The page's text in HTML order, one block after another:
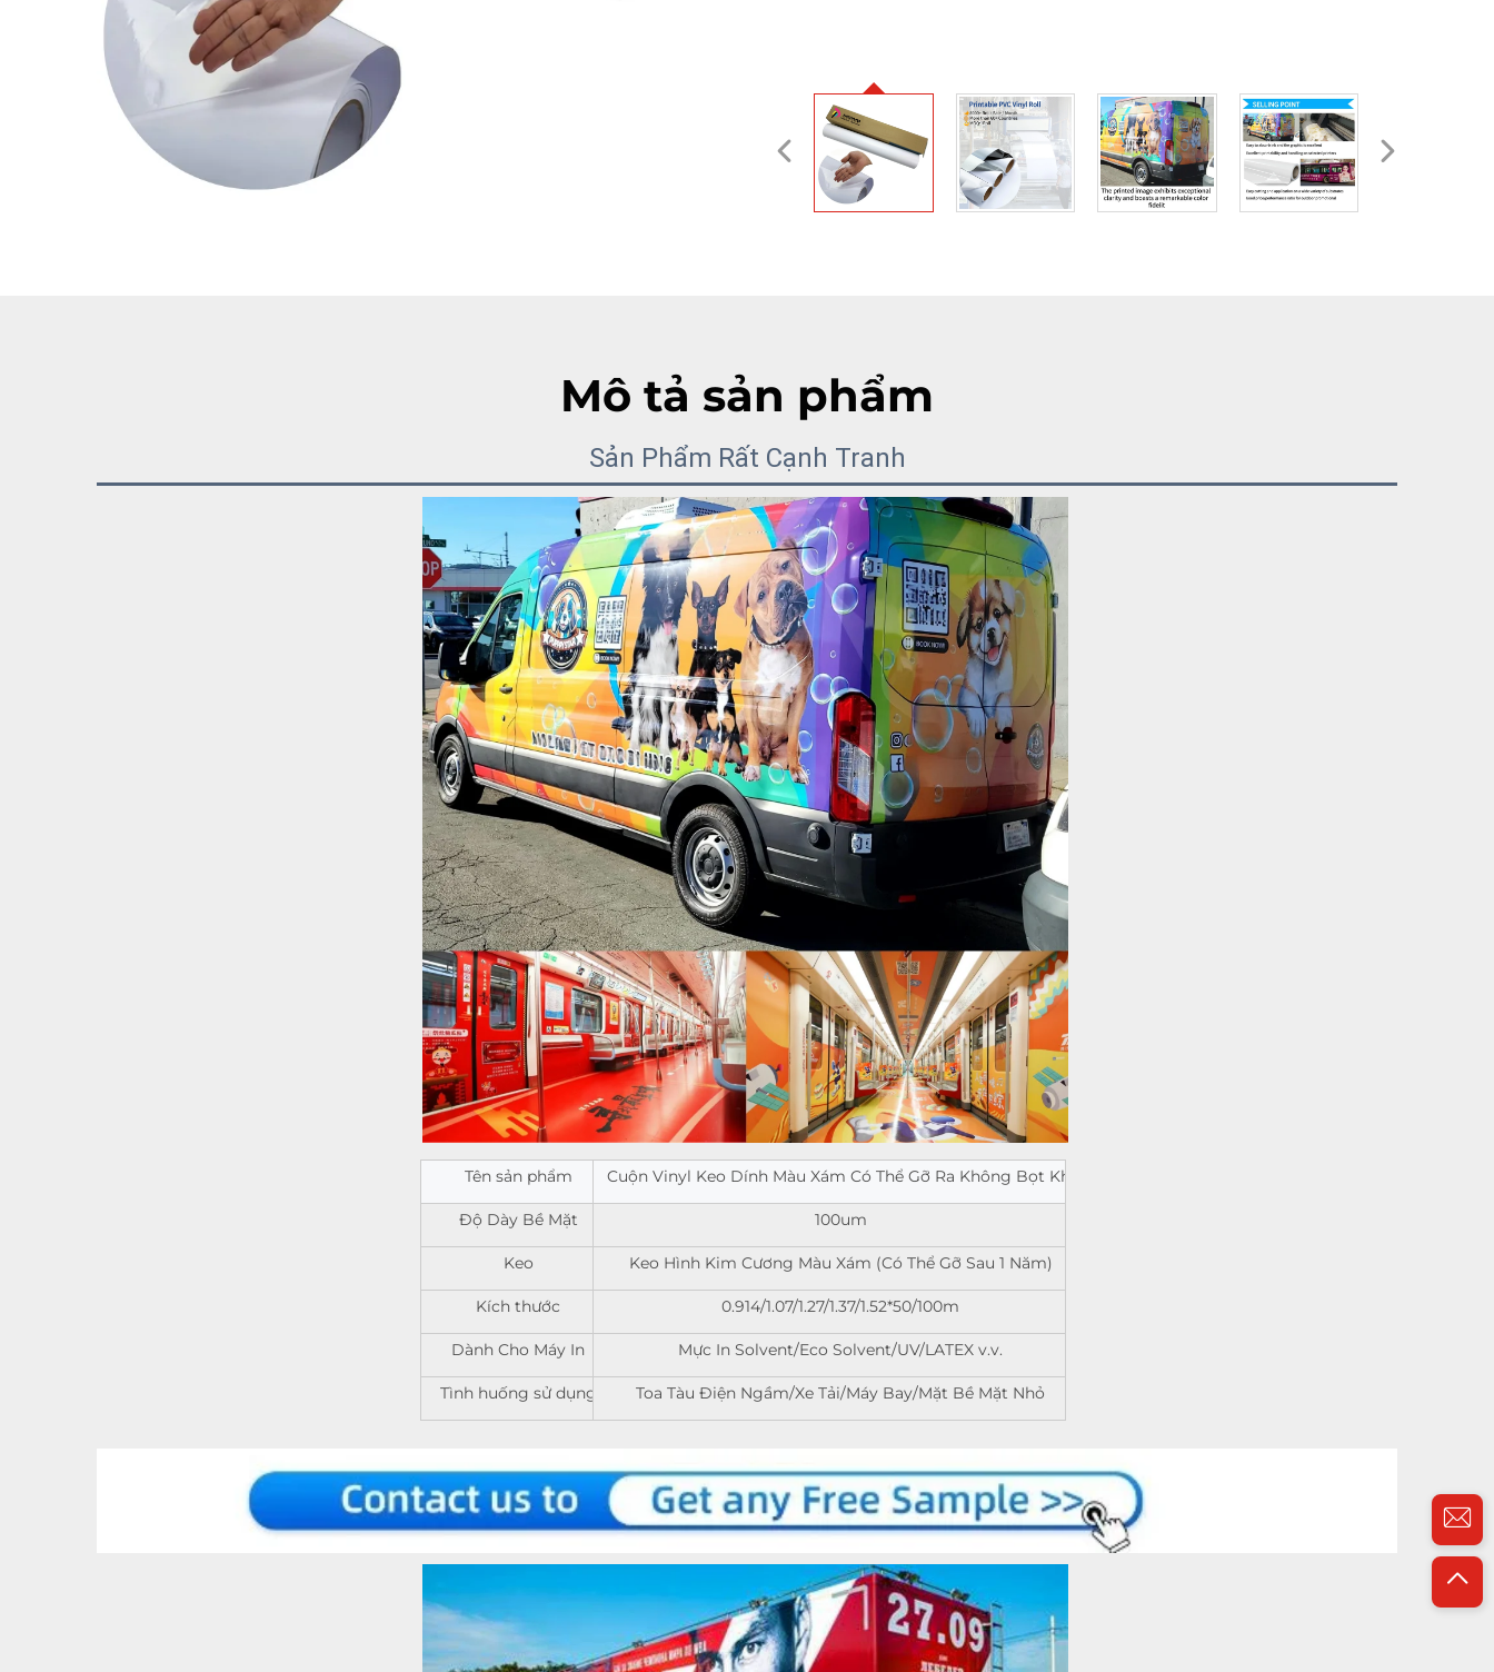
Mô tả sản phẩm
Sản Phẩm Rất Cạnh Tranh
Tên sản phẩm Cuộn Vinyl Keo Dính Màu Xám Có Thể Gỡ Ra Không Bọt Khí
Độ Dày Bề Mặt 100um
Keo Keo Hình Kim Cương Màu Xám (Có Thể Gỡ Sau 1 Năm)
Kích thước 0.914/1.07/1.27/1.37/1.52*50/100m
Dành Cho Máy In Mực In Solvent/Eco Solvent/UV/LATEX v.v.
Tình huống sử dụng Toa Tàu Điện Ngầm/Xe Tải/Máy Bay/Mặt Bề Mặt Nhỏ